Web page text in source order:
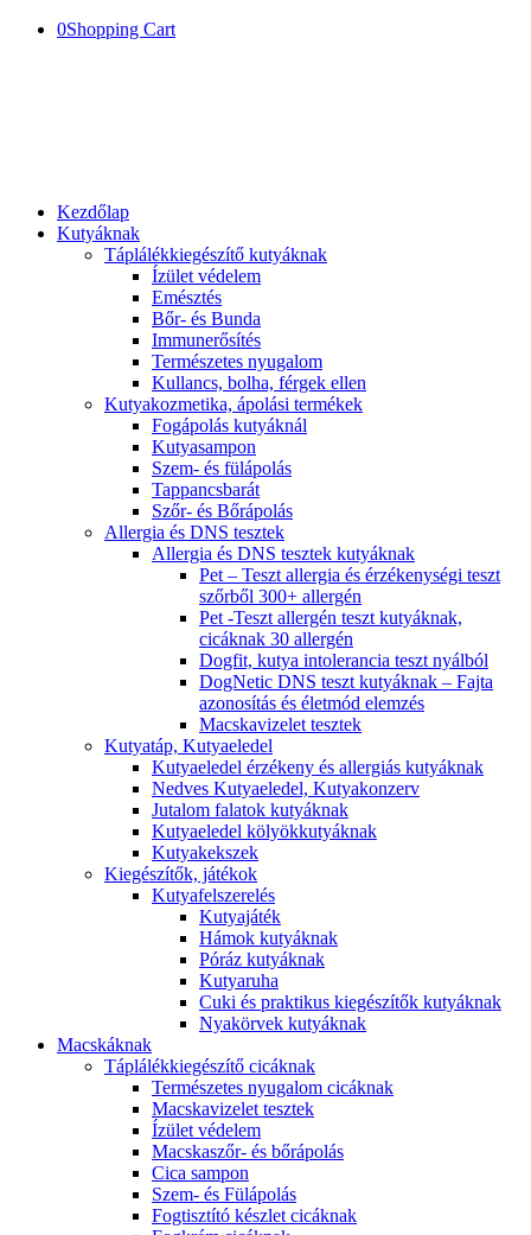
0Shopping Cart
Kezdőlap
Kutyáknak
Táplálékkiegészítő kutyáknak
Ízület védelem
Emésztés
Bőr- és Bunda
Immunerősítés
Természetes nyugalom
Kullancs, bolha, férgek ellen
Kutyakozmetika, ápolási termékek
Fogápolás kutyáknál
Kutyasampon
Szem- és fülápolás
Tappancsbarát
Szőr- és Bőrápolás
Allergia és DNS tesztek
Allergia és DNS tesztek kutyáknak
Pet – Teszt allergia és érzékenységi teszt
szőrből 300+ allergén
Pet -Teszt allergén teszt kutyáknak,
cicáknak 30 allergén
Dogfit, kutya intolerancia teszt nyálból
DogNetic DNS teszt kutyáknak – Fajta
azonosítás és életmód elemzés
Macskavizelet tesztek
Kutyatáp, Kutyaeledel
Kutyaeledel érzékeny és allergiás kutyáknak
Nedves Kutyaeledel, Kutyakonzerv
Jutalom falatok kutyáknak
Kutyaeledel kölyökkutyáknak
Kutyakekszek
Kiegészítők, játékok
Kutyafelszerelés
Kutyajáték
Hámok kutyáknak
Póráz kutyáknak
Kutyaruha
Cuki és praktikus kiegészítők kutyáknak
Nyakörvek kutyáknak
Macskáknak
Táplálékkiegészítő cicáknak
Természetes nyugalom cicáknak
Macskavizelet tesztek
Ízület védelem
Macskaszőr- és bőrápolás
Cica sampon
Szem- és Fülápolás
Fogtisztító készlet cicáknak